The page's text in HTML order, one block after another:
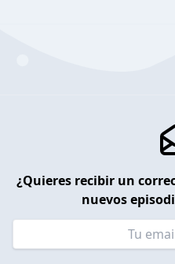
¿Quieres recibir un
nuevos